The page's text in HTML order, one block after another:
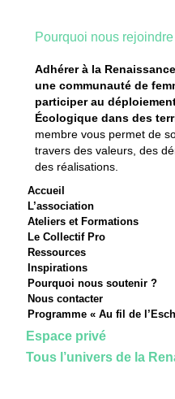
Pourquoi nous
Adhérer à la
une communauté de
participer au
Écologique dans des
membre vous permet de
travers des valeurs, des
des réalisations.
Accueil
L’association
Ateliers et Formations
Le Collectif Pro
Ressources
Inspirations
Pourquoi nous soutenir ?
Nous contacter
Programme « Au fil de
Espace privé
Tous l’univers de la